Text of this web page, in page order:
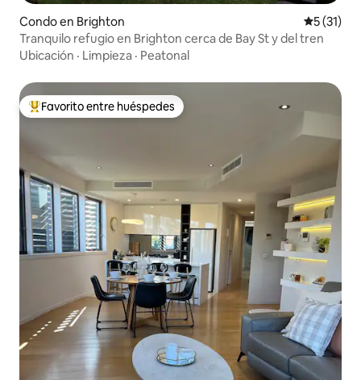
Condo en Brighton
5 (31)
Tranquilo refugio en Brighton cerca de Bay St y del tren
Ubicación · Limpieza · Peatonal
Favorito entre huéspedes preferido
Favorito entre huéspedes